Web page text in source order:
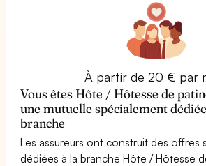
À partir de 20 € par
Vous êtes Hôte / Hôtesse de
une mutuelle spécialement
branche
Les assureurs ont construit des offres
dédiées à la branche Hôte / Hôtesse